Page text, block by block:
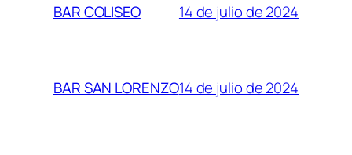
BAR COLISEO 14 de julio de 2024
BAR SAN LORENZO14 de julio de 2024